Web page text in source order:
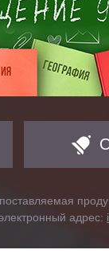
адрес: